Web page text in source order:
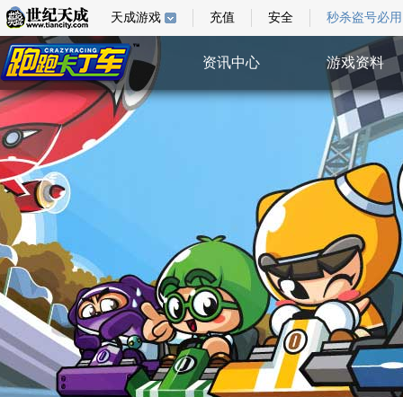
天成游戏 充值 安全 秒杀盗号必用
资讯中心 游戏资料
综合新闻
游戏指南
游戏壁纸
视频中心
特权验证